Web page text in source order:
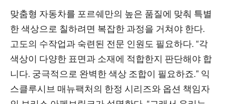
맞춤형 자동차를 포르쉐만의 높은 품질에 맞춰 특별
한 색상으로 칠하려면 복잡한 과정을 거쳐야 한다.
고도의 수작업과 숙련된 전문 인원도 필요하다. “각
색상이 다양한 표면과 소재에 적합한지 판단해야 합
니다. 궁극적으로 완벽한 색상 조합이 필요하죠.” 익
스클루시브 매뉴팩처의 한정 시리즈와 옵션 책임자